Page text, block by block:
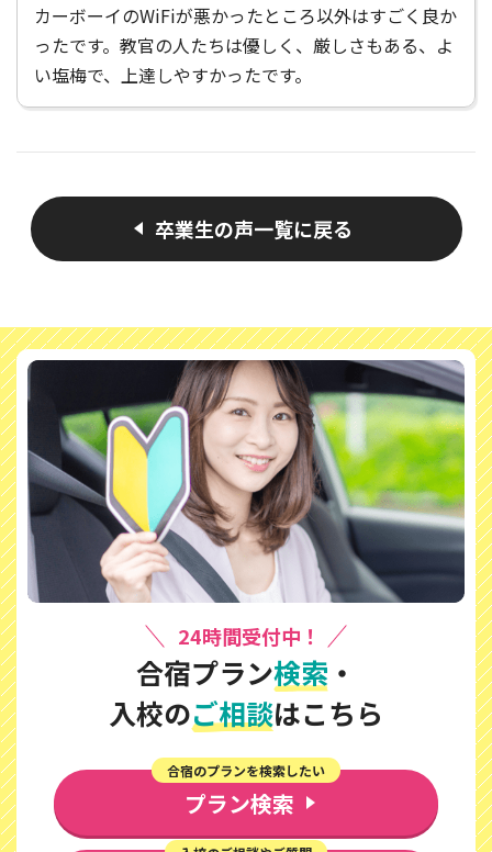
カーボーイのWiFiが悪かったところ以外はすごく良か
ったです。教官の人たちは優しく、厳しさもある、よ
い塩梅で、上達しやすかったです。
卒業生の声一覧に戻る
24時間受付中！
合宿プラン検索 ・
入校のご相談はこちら
プラン検索
合宿のプランを検索したい